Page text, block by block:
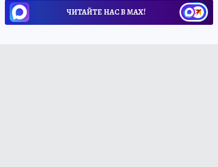
ЧИТАЙТЕ НАС В МАХ!